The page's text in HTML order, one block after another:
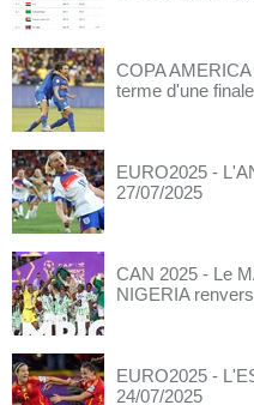
COPA
terme d'une
EURO2025 -
27/07/2025
CAN 2025 - Le
NIGERIA
EURO2025 -
24/07/2025